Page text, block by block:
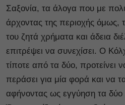
Σαξονία, τα άλογα που με
άρχοντας της περιοχής όμως,
του ζητά χρήματα και άδεια
επιτρέψει να συνεχίσει. Ο
τίποτε από τα δύο, προτείνει
περάσει για μία φορά και να
αφήνοντας ως εγγύηση τα δύο